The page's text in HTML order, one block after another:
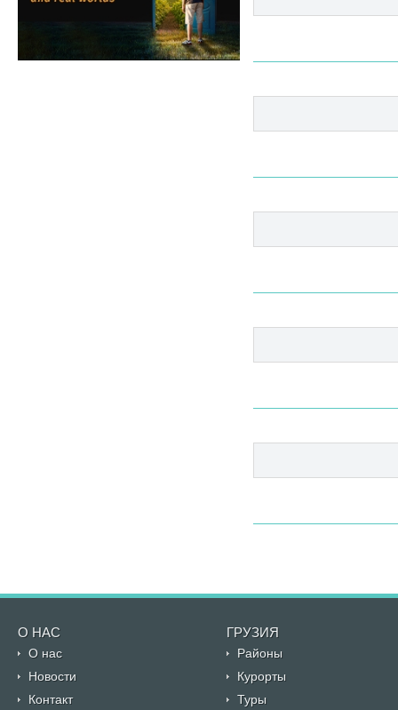
О НАС ГРУЗИЯ
О нас
Районы
Новости
Курорты
Контакт
Туры